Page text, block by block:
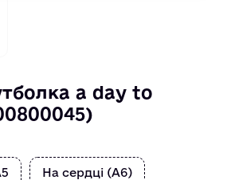
a day to
На сердці (А6)